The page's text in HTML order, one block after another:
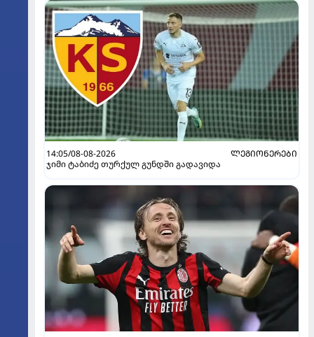
14:05/08-08-2026
ᲚᲔᲒᲘᲝᲜᲔᲠᲔᲑᲘ
ჯიმი ტაბიძე თურქულ გუნდში გადავიდა